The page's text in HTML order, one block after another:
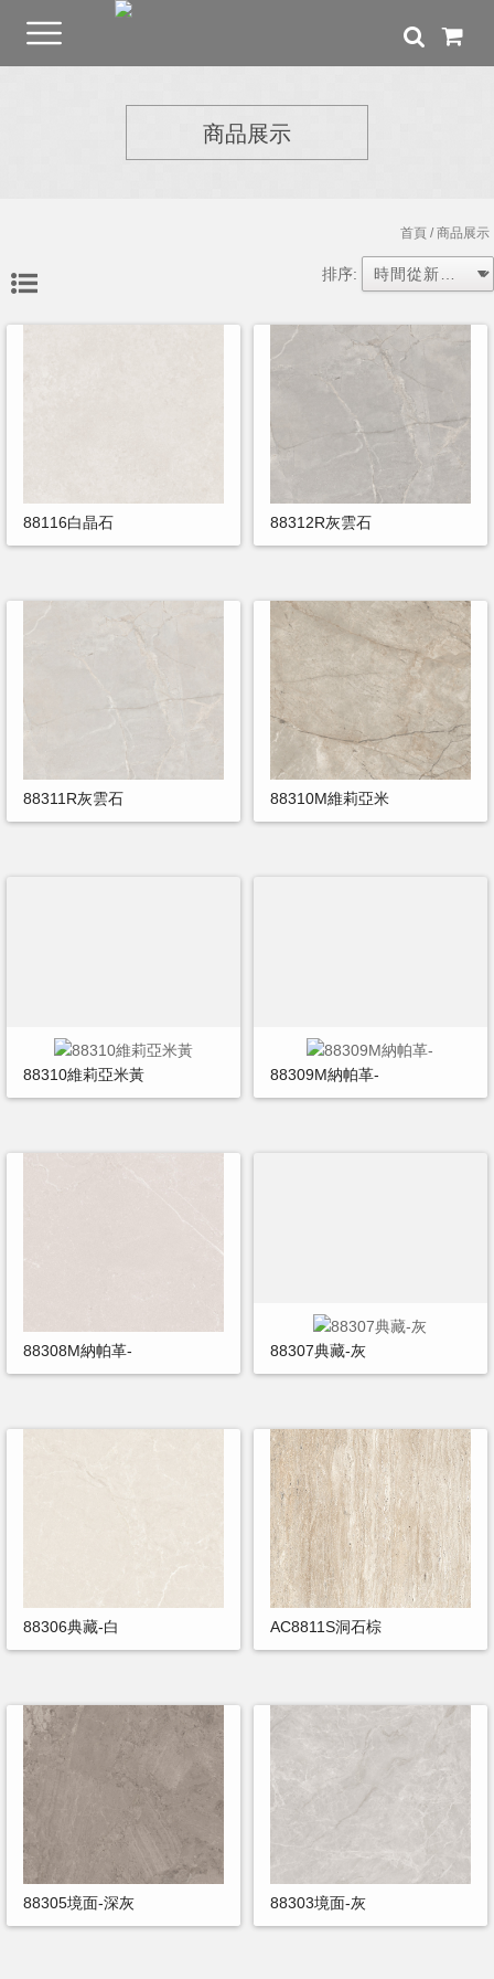
商品展示
首頁/ 商品展示
排序:
88116白晶石 88312R灰雲石
88311R灰雲石 88310M維莉亞米
88310維莉亞米黃 88309M納帕革-
88308M納帕革- 88307典藏-灰
88306典藏-白 AC8811S洞石棕
88305境面-深灰 88303境面-灰